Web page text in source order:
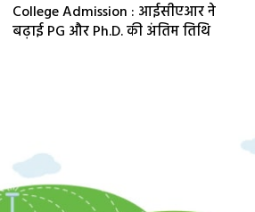
College Admission : आईसीएआर ने
बढ़ाई PG और Ph.D. की अंतिम तिथि